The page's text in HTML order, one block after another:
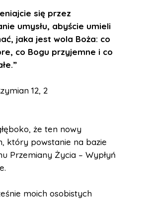
się przez
umysłu, abyście umieli
jaka jest wola Boża: co
co Bogu przyjemne i co
12, 2
że ten nowy
który powstanie na bazie
Przemiany Życia – Wypłyń
moich osobistych